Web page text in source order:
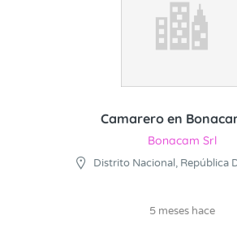
Camarero en
Bonacam Srl
Distrito Nacional, República
5 meses hace